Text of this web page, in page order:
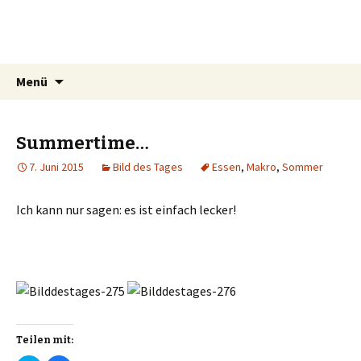
Menü
Summertime…
7. Juni 2015 Bild des Tages Essen, Makro, Sommer
Ich kann nur sagen: es ist einfach lecker!
Teilen mit: